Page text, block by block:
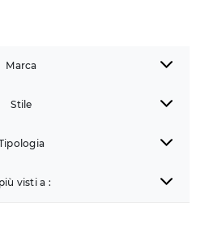
Marca
Stile
visti a :